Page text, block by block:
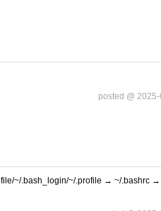
posted @
~/.bash_login/~/.profile → ~/.bashrc